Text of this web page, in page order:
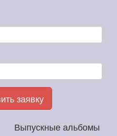
заявку
Выпускные альбомы